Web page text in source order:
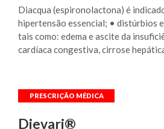
Tratamento e prevenção de
induzida por glicocorticoides;
doença de Paget do osso.
Diacqua (espironolactona) é
hipertensão essencial; • distúrbios
tais como: edema e ascite da
cardíaca congestiva, cirrose
quando outras medidas forem
impróprias ou inadequadas; •
Dievari®